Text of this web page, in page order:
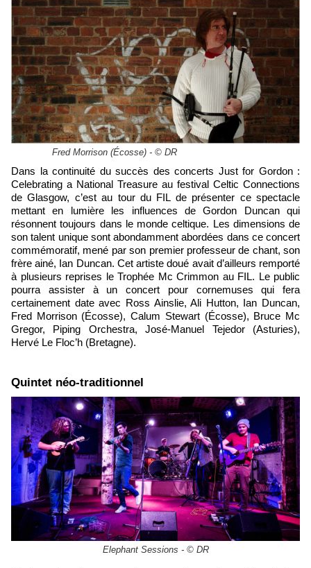
Fred Morrison (Écosse) - © DR
Dans la continuité du succès des concerts Just for Gordon :
Celebrating a National Treasure au festival Celtic Connections
de Glasgow, c’est au tour du FIL de présenter ce spectacle
mettant en lumière les influences de Gordon Duncan qui
résonnent toujours dans le monde celtique. Les dimensions de
son talent unique sont abondamment abordées dans ce concert
commémoratif, mené par son premier professeur de chant, son
frère ainé, Ian Duncan. Cet artiste doué avait d’ailleurs remporté
à plusieurs reprises le Trophée Mc Crimmon au FIL. Le public
pourra assister à un concert pour cornemuses qui fera
certainement date avec Ross Ainslie, Ali Hutton, Ian Duncan,
Fred Morrison (Écosse), Calum Stewart (Écosse), Bruce Mc
Gregor, Piping Orchestra, José-Manuel Tejedor (Asturies),
Hervé Le Floc’h (Bretagne).
Quintet néo-traditionnel
Elephant Sessions - © DR